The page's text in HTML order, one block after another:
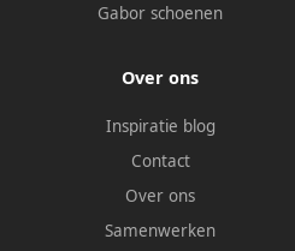
Gabor schoenen
Over ons
Inspiratie blog
Contact
Over ons
Samenwerken